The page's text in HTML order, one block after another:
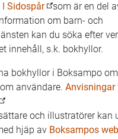
Sidospår
som är en del
om barn- och
kan du söka efter
innehåll, s.k. bokhyllor.
bokhyllor i Boksampo
användare. Anvisningar
och illustratörer kan
hjäp av Boksampos